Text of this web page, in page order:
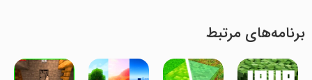
برنامه‌های مرتبط